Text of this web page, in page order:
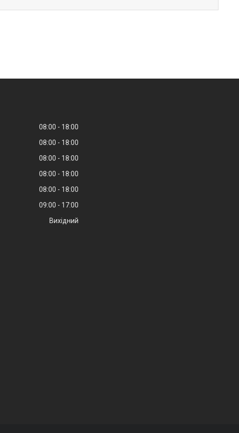
08:00
18:00
08:00
18:00
08:00
18:00
08:00
18:00
08:00
18:00
09:00
17:00
Вихідний